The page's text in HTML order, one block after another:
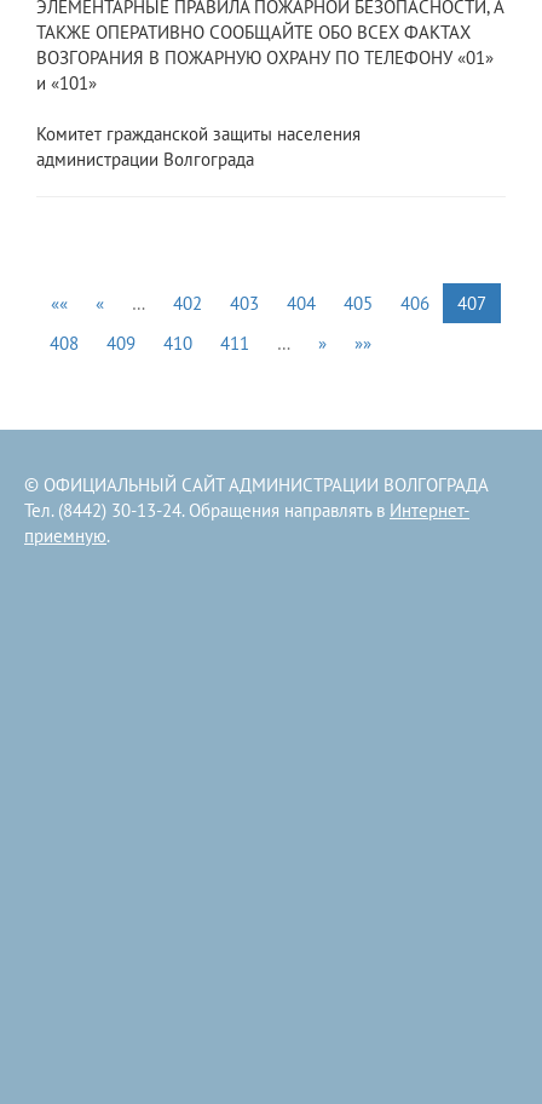
ЭЛЕМЕНТАРНЫЕ ПРАВИЛА ПОЖАРНОЙ БЕЗОПАСНОСТИ, А
ТАКЖЕ ОПЕРАТИВНО СООБЩАЙТЕ ОБО ВСЕХ ФАКТАХ
ВОЗГОРАНИЯ В ПОЖАРНУЮ ОХРАНУ ПО ТЕЛЕФОНУ «01»
и «101»
Комитет гражданской защиты населения
администрации Волгограда
«« « … 402 403 404 405 406
407
408
409 410 411 … » »»
© ОФИЦИАЛЬНЫЙ САЙТ АДМИНИСТРАЦИИ ВОЛГОГРАДА
Тел. (8442) 30-13-24. Обращения направлять в Интернет-
приемную.